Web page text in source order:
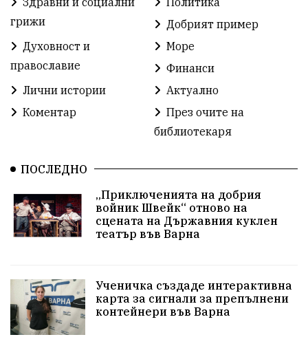
Детски градини Богоявление
Разрушеното бомбоубежище
Избори 2026 Дарения
Концерт
едрогабаритни отпадъци
Културни и спортни събития Аспарухово
Безводие пожари Тенис Вълчи дол
Училища Лична инициатива Величие
Приют за кучета
грижи
Добрият пример
Духовност и
православие
Море
Финанси
Лични истории
Актуално
Коментар
През очите на
библиотекаря
ПОСЛЕДНО
„Приключенията на добрия
войник Швейк“ отново на
сцената на Държавния куклен
театър във Варна
Ученичка създаде интерактивна
карта за сигнали за препълнени
контейнери във Варна